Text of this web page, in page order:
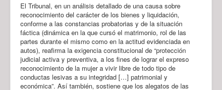
El Tribunal, en un análisis detallado de una causa sobre
reconocimiento del carácter de los bienes y liquidación,
conforme a las constancias probatorias y de la situación
fáctica (dinámica en la que cursó el matrimonio, rol de las
partes durante el mismo como en la actitud evidenciada en
autos), reafirma la exigencia constitucional de “protección
judicial activa y preventiva, a los fines de lograr el expreso
reconocimiento de la mujer a vivir libre de todo tipo de
conductas lesivas a su integridad […] patrimonial y
económica”. Así también, sostiene que los alegatos de las